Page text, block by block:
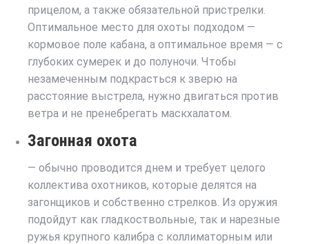
прицелом, а также обязательной пристрелки.
Оптимальное место для охоты подходом —
кормовое поле кабана, а оптимальное время — с
глубоких сумерек и до полуночи. Чтобы
незамеченным подкрасться к зверю на
расстояние выстрела, нужно двигаться против
ветра и не пренебрегать маскхалатом.
Загонная охота
— обычно проводится днем и требует целого
коллектива охотников, которые делятся на
загонщиков и собственно стрелков. Из оружия
подойдут как гладкоствольные, так и нарезные
ружья крупного калибра с коллиматорным или